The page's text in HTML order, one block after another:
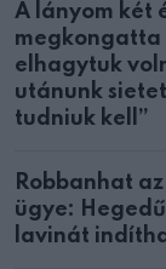
A lányom két
megkongatta
elhagytuk
utánunk
tudniuk kell”
Robbanhat
ügye:
lavinát